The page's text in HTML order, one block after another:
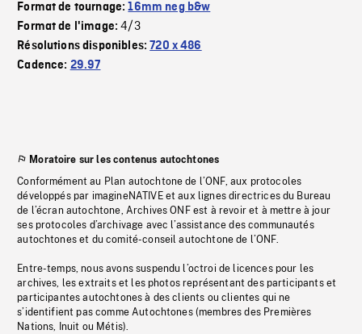
Format de tournage:16mm neg b&w
Format de l'image:4/3
Résolutions disponibles:720 x 486
Cadence: 29.97
Moratoire sur les contenus autochtones
Conformément au Plan autochtone de l’ONF, aux protocoles
développés par imagineNATIVE et aux lignes directrices du Bureau
de l’écran autochtone, Archives ONF est à revoir et à mettre à jour
ses protocoles d’archivage avec l’assistance des communautés
autochtones et du comité-conseil autochtone de l’ONF.
Entre-temps, nous avons suspendu l’octroi de licences pour les
archives, les extraits et les photos représentant des participants et
participantes autochtones à des clients ou clientes qui ne
s’identifient pas comme Autochtones (membres des Premières
Nations, Inuit ou Métis).